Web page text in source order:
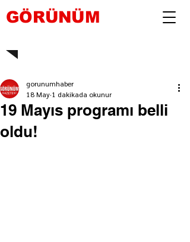
GÖRÜNÜM
19 Mayıs programı belli
oldu!
gorunumhaber
18 May 1 dakikada okunur